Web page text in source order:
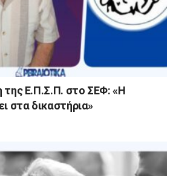
της Ε.Π.Σ.Π. στο ΣΕΦ: «Η
στα δικαστήρια»